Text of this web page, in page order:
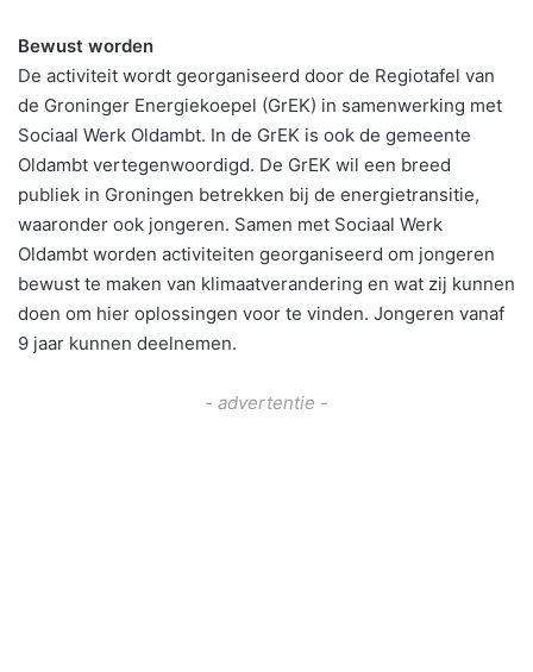
Bewust worden
De activiteit wordt georganiseerd door de Regiotafel van
de Groninger Energiekoepel (GrEK) in samenwerking met
Sociaal Werk Oldambt. In de GrEK is ook de gemeente
Oldambt vertegenwoordigd. De GrEK wil een breed
publiek in Groningen betrekken bij de energietransitie,
waaronder ook jongeren. Samen met Sociaal Werk
Oldambt worden activiteiten georganiseerd om jongeren
bewust te maken van klimaatverandering en wat zij kunnen
doen om hier oplossingen voor te vinden. Jongeren vanaf
9 jaar kunnen deelnemen.
- advertentie -